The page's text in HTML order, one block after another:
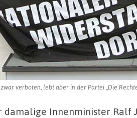
verboten, lebt aber in der Partei „Die
damalige Innenminister Ralf